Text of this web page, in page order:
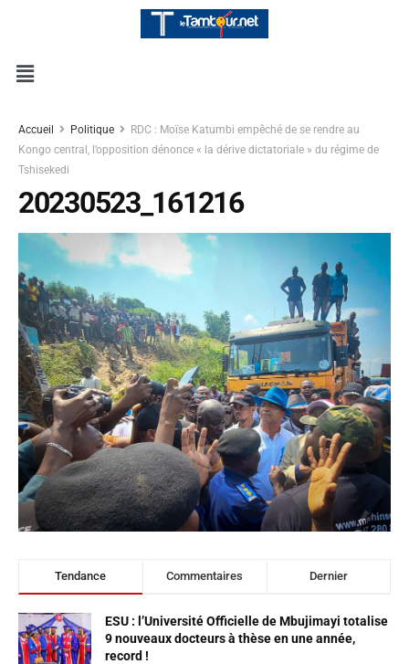
Accueil Politique
RDC : Moïse Katumbi empêché de se rendre au
Kongo central, l’opposition dénonce « la dérive dictatoriale » du régime de
Tshisekedi
20230523_161216
Tendance Commentaires Dernier
ESU : l’Université Officielle de Mbujimayi totalise
9 nouveaux docteurs à thèse en une année,
record !